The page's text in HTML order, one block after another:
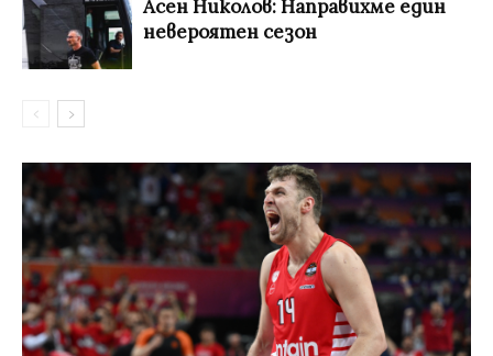
Асен Николов: Направихме един
невероятен сезон